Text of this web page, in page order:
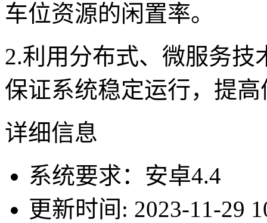
车位资源的闲置率。
2.利用分布式、微服务
保证系统稳定运行，提
详细信息
系统要求：安卓4.4
更新时间: 2023-11-29